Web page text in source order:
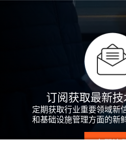
订阅获取最新
定期获取行业重要领域新
和基础设施管理方面的新
立即注